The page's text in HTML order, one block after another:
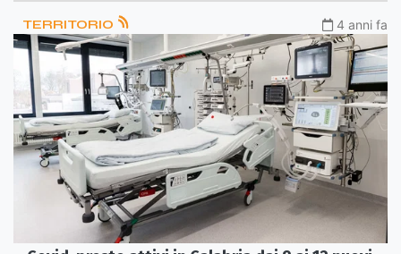
TERRITORIO 4 anni fa